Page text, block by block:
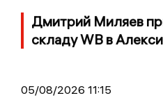
Дмитрий Миляев
складу WB в
05/08/2026 11:15